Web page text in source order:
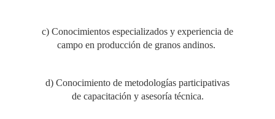
c) Conocimientos especializados y experiencia de
campo en producción de granos andinos.
d) Conocimiento de metodologías participativas
de capacitación y asesoría técnica.